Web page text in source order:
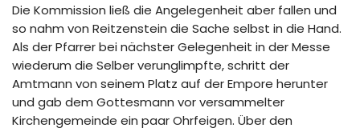
Die Kommission ließ die Angelegenheit aber fallen und
so nahm von Reitzenstein die Sache selbst in die Hand.
Als der Pfarrer bei nächster Gelegenheit in der Messe
wiederum die Selber verunglimpfte, schritt der
Amtmann von seinem Platz auf der Empore herunter
und gab dem Gottesmann vor versammelter
Kirchengemeinde ein paar Ohrfeigen. Über den